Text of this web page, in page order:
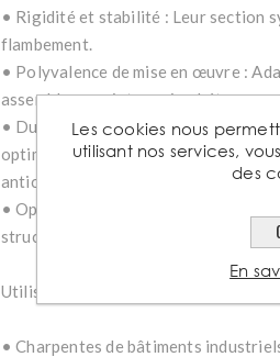
• Rigidité et stabilité : Leur section
flambement.
• Polyvalence de mise en œuvre :
assemblages mixtes acier-béton.
• Durabilité et sécurité : L’acier de
optimale aux contraintes
anticorrosion.
• Optimisation économique :
structures plus légères et rapides à
Utilisations courantes
• Charpentes de bâtiments
Les cookies nous
utilisant nos services,
des
En